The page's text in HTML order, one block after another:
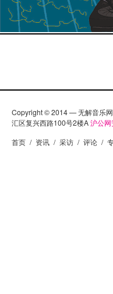
Copyright © 2014 — 无解音乐
汇区复兴西路100号2楼A沪公
首页 / 资讯 / 采访 / 评论 /